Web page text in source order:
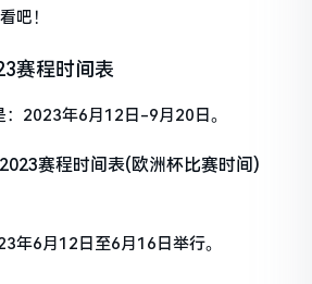
吧！
赛程时间表
2023年6月12日-9月20日。
年6月12日至6月16日举行。